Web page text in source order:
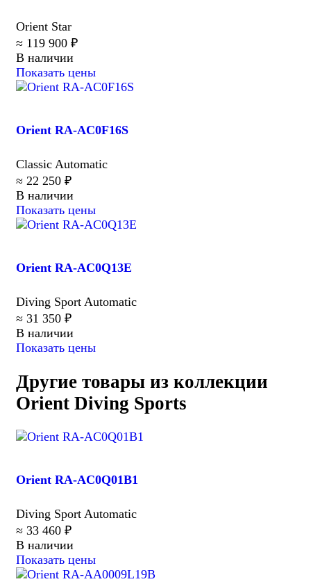
Orient Star
≈ 119 900 ₽
В наличии
Показать цены
Orient RA-AC0F16S
Classic Automatic
≈ 22 250 ₽
В наличии
Показать цены
Orient RA-AC0Q13E
Diving Sport Automatic
≈ 31 350 ₽
В наличии
Показать цены
Другие товары из коллекции
Orient Diving Sports
Orient RA-AC0Q01B1
Diving Sport Automatic
≈ 33 460 ₽
В наличии
Показать цены